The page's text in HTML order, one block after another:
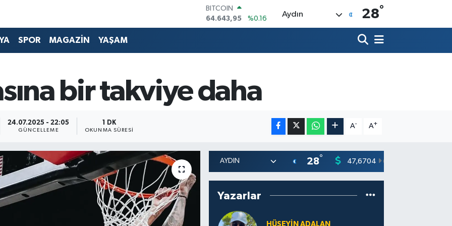
BITCOIN
64.643,95
%0.16
DOLAR
64,2143
GRAM ALTIN
6500.87
%0.12
Aydın 28°
SPOR MAGAZİN YAŞAM
bir takviye daha
24.07.2025 - 22:05
GÜNCELLEME
1 DK
OKUNMA SÜRESI
A- A+
28° 47,6704 0
Yazarlar
HÜSEYIN ADALAN